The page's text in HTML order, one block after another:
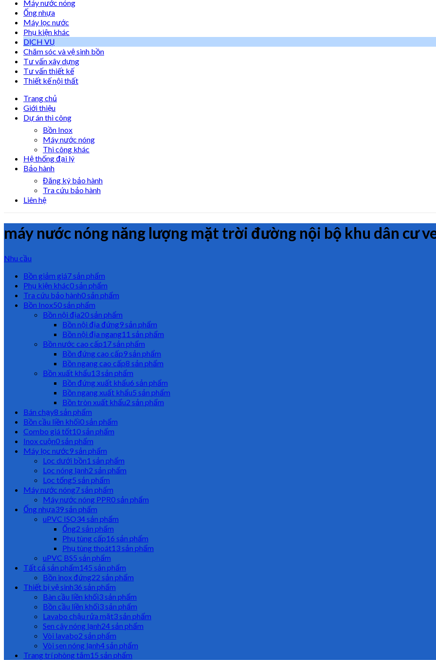
Máy nước nóng
Ống nhựa
Máy lọc nước
Phụ kiện khác
DỊCH VỤ
Chăm sóc và vệ sinh bồn
Tư vấn xây dựng
Tư vấn thiết kế
Thiết kế nội thất
Trang chủ
Giới thiệu
Dự án thi công
Bồn Inox
Máy nước nóng
Thi công khác
Hệ thống đại lý
Bảo hành
Đăng ký bảo hành
Tra cứu bảo hành
Liên hệ
máy nước nóng năng lượng mặt trời đường nội bộ khu dân cư
Nhu cầu
Bồn giảm giá7 sản phẩm
Phụ kiện khác0 sản phẩm
Tra cứu bảo hành0 sản phẩm
Bồn Inox50 sản phẩm
Bồn nội địa20 sản phẩm
Bồn nội địa đứng9 sản phẩm
Bồn nội địa ngang11 sản phẩm
Bồn nước cao cấp17 sản phẩm
Bồn đứng cao cấp9 sản phẩm
Bồn ngang cao cấp8 sản phẩm
Bồn xuất khẩu13 sản phẩm
Bồn đứng xuất khẩu6 sản phẩm
Bồn ngang xuất khẩu5 sản phẩm
Bồn tròn xuất khẩu2 sản phẩm
Bán chạy8 sản phẩm
Bồn cầu liền khối0 sản phẩm
Combo giá tốt10 sản phẩm
Inox cuộn0 sản phẩm
Máy lọc nước9 sản phẩm
Lọc dưới bồn1 sản phẩm
Lọc nóng lạnh2 sản phẩm
Lọc tổng5 sản phẩm
Máy nước nóng7 sản phẩm
Máy nước nóng PPR0 sản phẩm
Ống nhựa39 sản phẩm
uPVC ISO34 sản phẩm
Ống2 sản phẩm
Phụ tùng cấp16 sản phẩm
Phụ tùng thoát13 sản phẩm
uPVC BS5 sản phẩm
Tất cả sản phẩm145 sản phẩm
Bồn inox đứng22 sản phẩm
Thiết bị vệ sinh36 sản phẩm
Bàn cầu liền khối3 sản phẩm
Bồn cầu liền khối3 sản phẩm
Lavabo chậu rửa mặt3 sản phẩm
Sen cây nóng lạnh24 sản phẩm
Vòi lavabo2 sản phẩm
Vòi sen nóng lạnh4 sản phẩm
Trang trí phòng tắm15 sản phẩm